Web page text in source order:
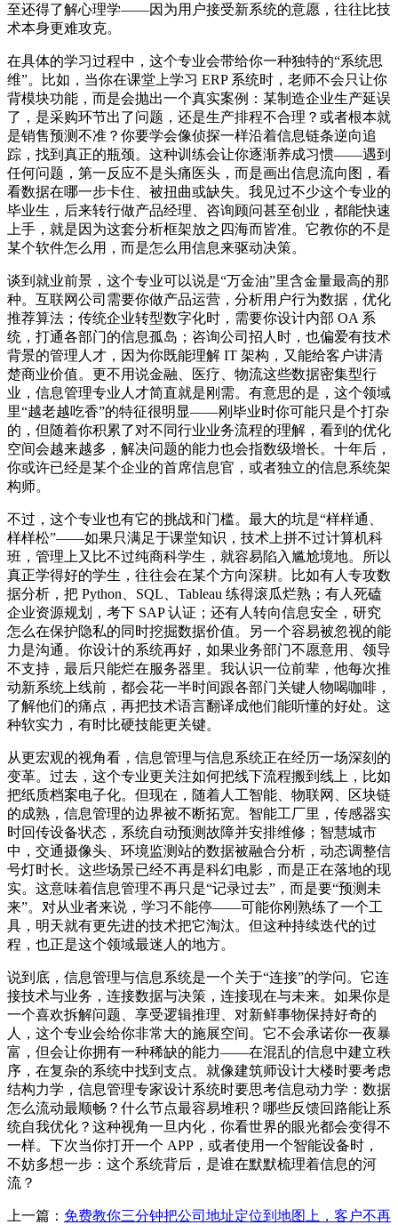
至还得了解心理学——因为用户接受新系统的意愿，往往比技
术本身更难攻克。
在具体的学习过程中，这个专业会带给你一种独特的“系统思
维”。比如，当你在课堂上学习 ERP 系统时，老师不会只让你
背模块功能，而是会抛出一个真实案例：某制造企业生产延误
了，是采购环节出了问题，还是生产排程不合理？或者根本就
是销售预测不准？你要学会像侦探一样沿着信息链条逆向追
踪，找到真正的瓶颈。这种训练会让你逐渐养成习惯——遇到
任何问题，第一反应不是头痛医头，而是画出信息流向图，看
看数据在哪一步卡住、被扭曲或缺失。我见过不少这个专业的
毕业生，后来转行做产品经理、咨询顾问甚至创业，都能快速
上手，就是因为这套分析框架放之四海而皆准。它教你的不是
某个软件怎么用，而是怎么用信息来驱动决策。
谈到就业前景，这个专业可以说是“万金油”里含金量最高的那
种。互联网公司需要你做产品运营，分析用户行为数据，优化
推荐算法；传统企业转型数字化时，需要你设计内部 OA 系
统，打通各部门的信息孤岛；咨询公司招人时，也偏爱有技术
背景的管理人才，因为你既能理解 IT 架构，又能给客户讲清
楚商业价值。更不用说金融、医疗、物流这些数据密集型行
业，信息管理专业人才简直就是刚需。有意思的是，这个领域
里“越老越吃香”的特征很明显——刚毕业时你可能只是个打杂
的，但随着你积累了对不同行业业务流程的理解，看到的优化
空间会越来越多，解决问题的能力也会指数级增长。十年后，
你或许已经是某个企业的首席信息官，或者独立的信息系统架
构师。
不过，这个专业也有它的挑战和门槛。最大的坑是“样样通、
样样松”——如果只满足于课堂知识，技术上拼不过计算机科
班，管理上又比不过纯商科学生，就容易陷入尴尬境地。所以
真正学得好的学生，往往会在某个方向深耕。比如有人专攻数
据分析，把 Python、SQL、Tableau 练得滚瓜烂熟；有人死磕
企业资源规划，考下 SAP 认证；还有人转向信息安全，研究
怎么在保护隐私的同时挖掘数据价值。另一个容易被忽视的能
力是沟通。你设计的系统再好，如果业务部门不愿意用、领导
不支持，最后只能烂在服务器里。我认识一位前辈，他每次推
动新系统上线前，都会花一半时间跟各部门关键人物喝咖啡，
了解他们的痛点，再把技术语言翻译成他们能听懂的好处。这
种软实力，有时比硬技能更关键。
从更宏观的视角看，信息管理与信息系统正在经历一场深刻的
变革。过去，这个专业更关注如何把线下流程搬到线上，比如
把纸质档案电子化。但现在，随着人工智能、物联网、区块链
的成熟，信息管理的边界被不断拓宽。智能工厂里，传感器实
时回传设备状态，系统自动预测故障并安排维修；智慧城市
中，交通摄像头、环境监测站的数据被融合分析，动态调整信
号灯时长。这些场景已经不再是科幻电影，而是正在落地的现
实。这意味着信息管理不再只是“记录过去”，而是要“预测未
来”。对从业者来说，学习不能停——可能你刚熟练了一个工
具，明天就有更先进的技术把它淘汰。但这种持续迭代的过
程，也正是这个领域最迷人的地方。
说到底，信息管理与信息系统是一个关于“连接”的学问。它连
接技术与业务，连接数据与决策，连接现在与未来。如果你是
一个喜欢拆解问题、享受逻辑推理、对新鲜事物保持好奇的
人，这个专业会给你非常大的施展空间。它不会承诺你一夜暴
富，但会让你拥有一种稀缺的能力——在混乱的信息中建立秩
序，在复杂的系统中找到支点。就像建筑师设计大楼时要考虑
结构力学，信息管理专家设计系统时要思考信息动力学：数据
怎么流动最顺畅？什么节点最容易堆积？哪些反馈回路能让系
统自我优化？这种视角一旦内化，你看世界的眼光都会变得不
一样。下次当你打开一个 APP，或者使用一个智能设备时，
不妨多想一步：这个系统背后，是谁在默默梳理着信息的河
流？
上一篇： 免费教你三分钟把公司地址定位到地图上，客户不再